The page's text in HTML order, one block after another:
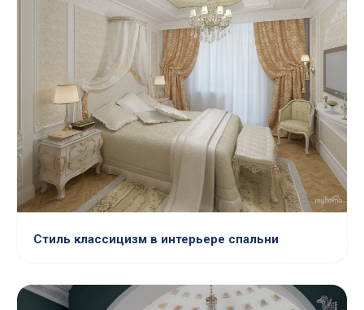
Стиль классицизм в интерьере спальни